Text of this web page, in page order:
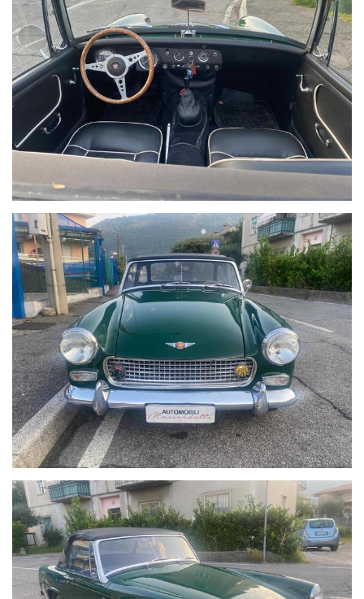
11 km dal casello Brescia centro, dell'autostrada A4
Milano/Venezia,
34 km dall'aeroporto di Montichiari e
46 Km dall’aeroporto di Orio al Serio (Bergamo)
Il Sig. Cliente in caso di necessità verrà accolto e riaccompagnato
alla stazione ferroviaria o dei bus di Brescia.
Preferiamo il contatto telefonico e/o diretto sul posto, per un
rapporto piu' diretto ed esaustivo.
ATTENZIONE: PER CORRETTEZZA SI FA PRESENTE CHE
INVOLONTARIAMENTE, POSSONO ESSERCI ERRORI DI CORRIGE
(ACCESSORI, COLORE, DATI TECNICI).
NEL DUBBIO, CHIEDERE CONFERMA.